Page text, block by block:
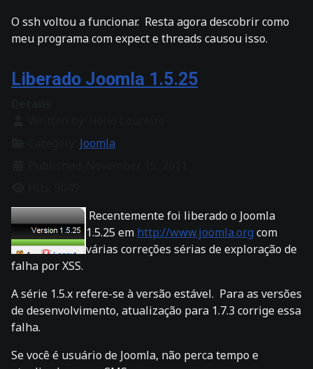
O ssh voltou a funcionar. Resta agora descobrir como
meu programa com expect e threads causou isso.
Liberado Joomla 1.5.25
Joomla
Recentemente foi liberado o Joomla
1.5.25 em http://www.joomla.org com
várias correções sérias de exploração de
falha por XSS.
A série 1.5.x refere-se à versão estável. Para as versões
de desenvolvimento, atualização para 1.7.3 corrige essa
falha.
Se você é usuário de Joomla, não perca tempo e